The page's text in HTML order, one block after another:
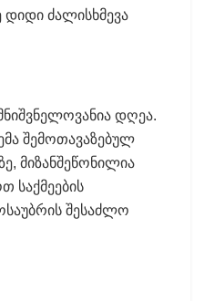
ძალისხმევა
დღეა.
შემოთავაზებულ
მიზანშეწონილია
საქმეების
შესაძლო